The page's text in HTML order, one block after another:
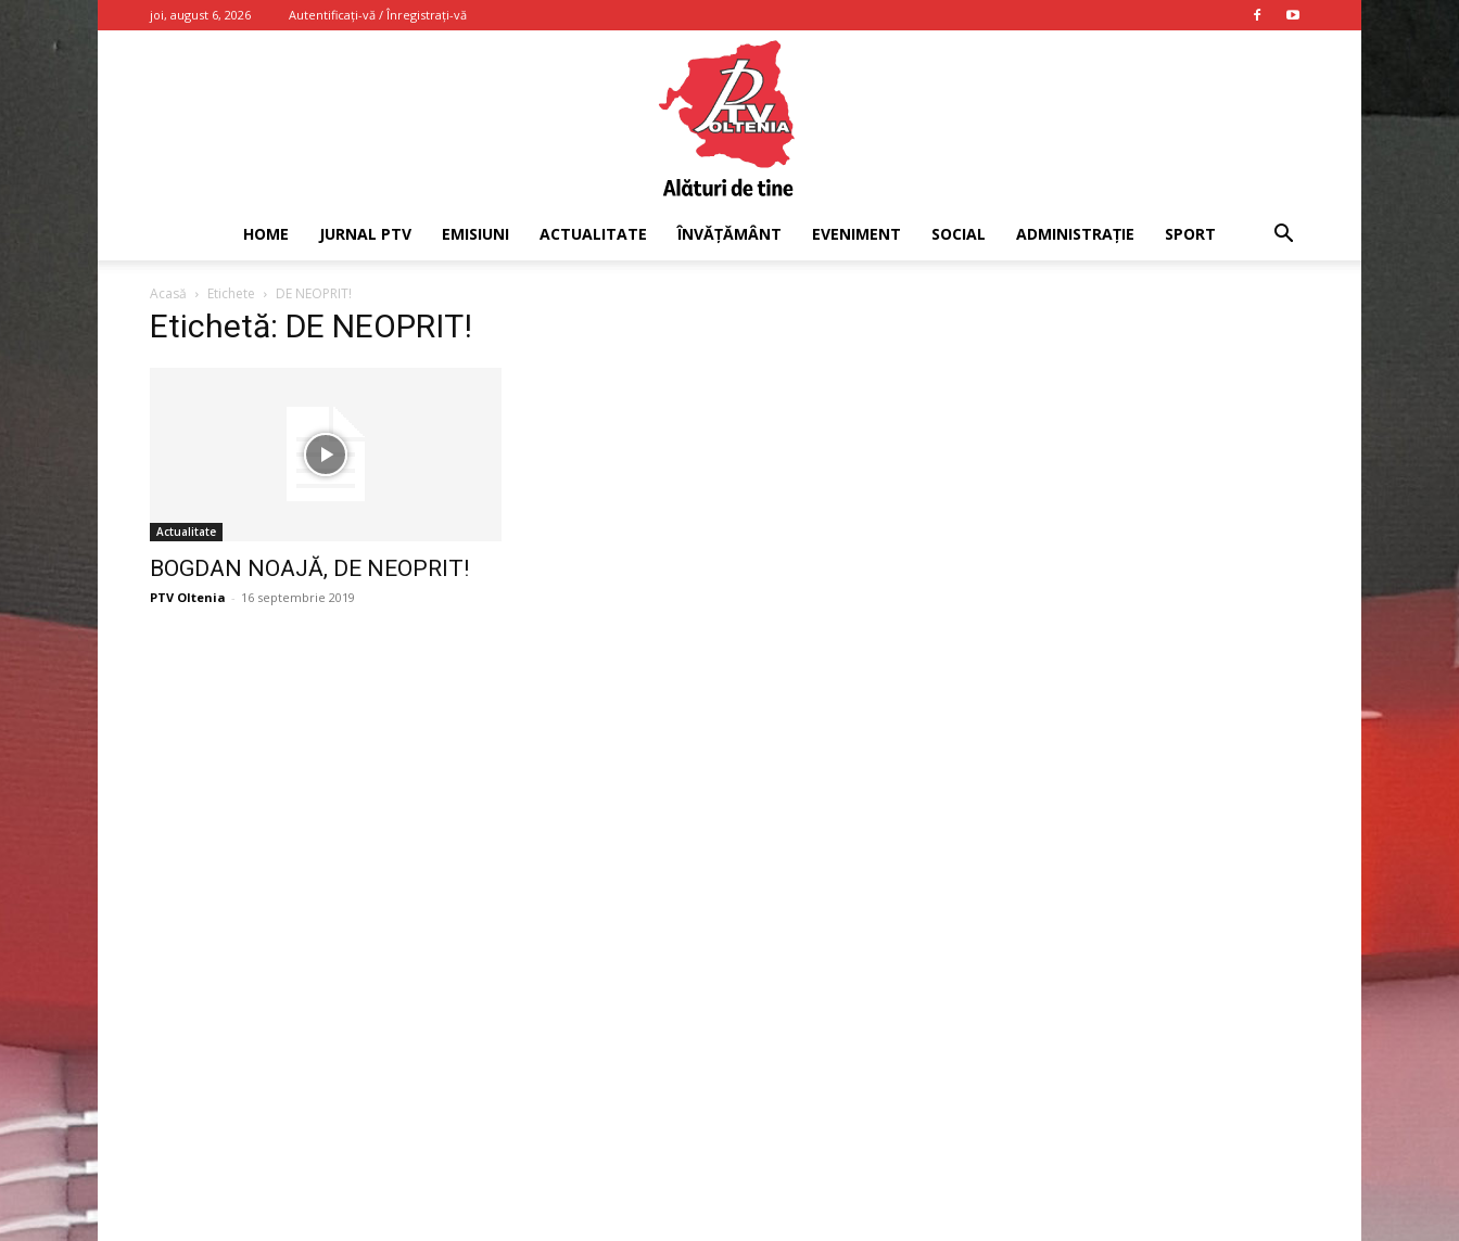
joi, august 6, 2026 Autentificați-vă / Înregistrați-vă
HOME JURNAL PTV EMISIUNI ACTUALITATE ÎNVĂȚĂMÂNT EVENIMENT SOCIAL ADMINISTRAȚIE SPORT
Acasă Etichete DE NEOPRIT!
Etichetă: DE NEOPRIT!
Actualitate
BOGDAN NOAJĂ, DE NEOPRIT!
PTV Oltenia - 16 septembrie 2019